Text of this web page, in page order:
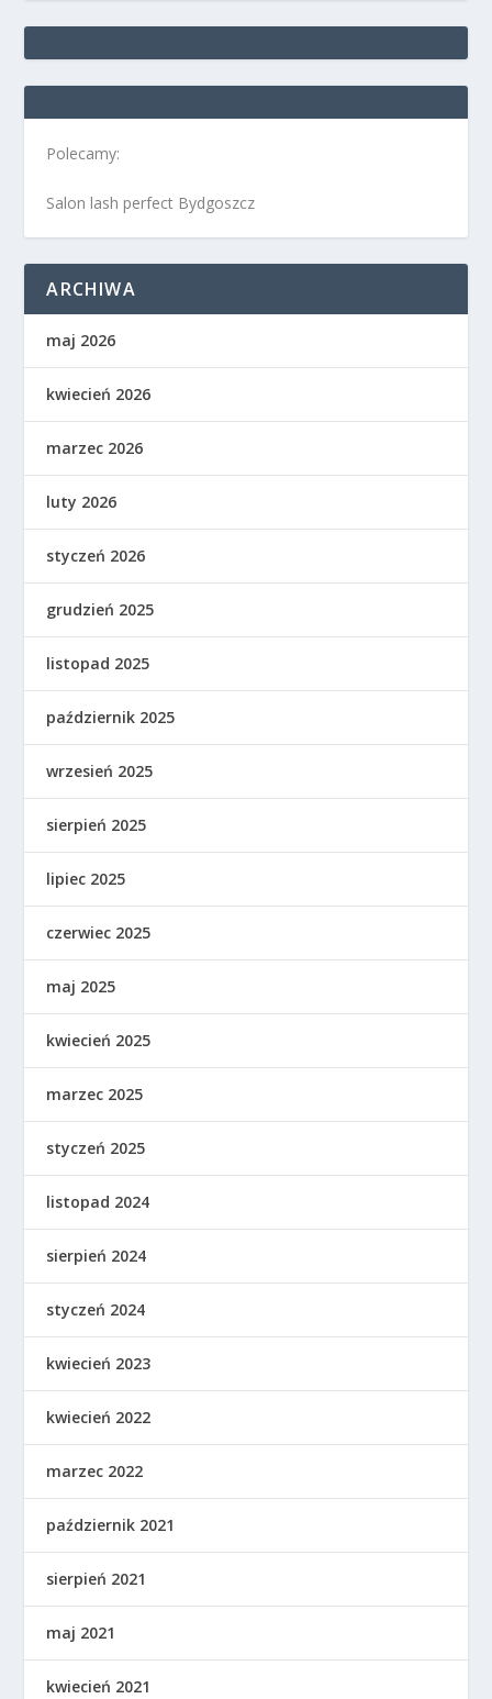
Polecamy:
Salon lash perfect Bydgoszcz
ARCHIWA
maj 2026
kwiecień 2026
marzec 2026
luty 2026
styczeń 2026
grudzień 2025
listopad 2025
październik 2025
wrzesień 2025
sierpień 2025
lipiec 2025
czerwiec 2025
maj 2025
kwiecień 2025
marzec 2025
styczeń 2025
listopad 2024
sierpień 2024
styczeń 2024
kwiecień 2023
kwiecień 2022
marzec 2022
październik 2021
sierpień 2021
maj 2021
kwiecień 2021